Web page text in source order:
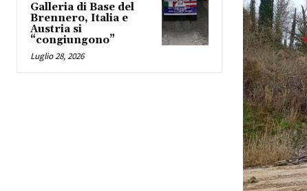
Galleria di Base del
Brennero, Italia e
Austria si
“congiungono”
Luglio 28, 2026